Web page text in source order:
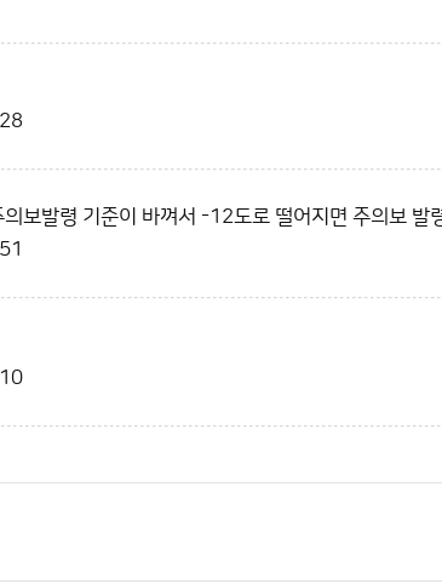
보발령 기준이 바껴서 -12도로 떨어지면 주의보 발